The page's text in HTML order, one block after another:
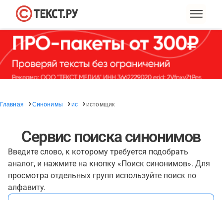
Главная Синонимы ис истомщик
Сервис поиска синонимов
Введите слово, к которому требуется подобрать
аналог, и нажмите на кнопку «Поиск синонимов». Для
просмотра отдельных групп используйте поиск по
алфавиту.